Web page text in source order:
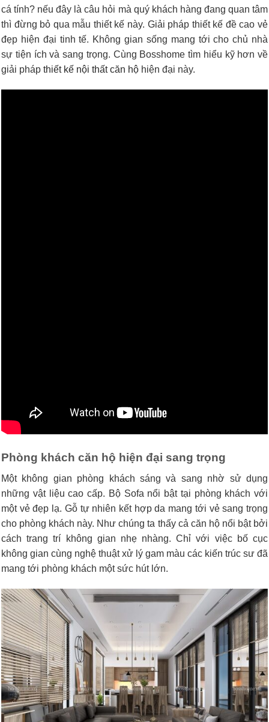
cá tính? nếu đây là câu hỏi mà quý khách hàng đang quan tâm
thì đừng bỏ qua mẫu thiết kế này. Giải pháp thiết kế đề cao vẻ
đẹp hiện đại tinh tế. Không gian sống mang tới cho chủ nhà
sự tiện ích và sang trọng. Cùng Bosshome tìm hiểu kỹ hơn về
giải pháp thiết kế nội thất căn hộ hiện đại này.
Phòng khách căn hộ hiện đại sang trọng
Một không gian phòng khách sáng và sang nhờ sử dụng
những vật liệu cao cấp. Bộ Sofa nổi bật tại phòng khách với
một vẻ đẹp lạ. Gỗ tự nhiên kết hợp da mang tới vẻ sang trọng
cho phòng khách này. Như chúng ta thấy cả căn hộ nổi bật bởi
cách trang trí không gian nhẹ nhàng. Chỉ với việc bố cục
không gian cùng nghệ thuật xử lý gam màu các kiến trúc sư đã
mang tới phòng khách một sức hút lớn.